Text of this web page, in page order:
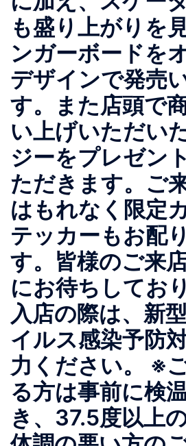
も盛り上がりを
ンガーボードを
デザインで発売
す。また店頭で
い上げいただい
ジーをプレゼン
ただきます。ご
はもれなく限定
テッカーもお配
す。皆様のご来
にお待ちしてお
入店の際は、新
イルス感染予防
力ください。 ※
る方は事前に検
き、37.5度以上